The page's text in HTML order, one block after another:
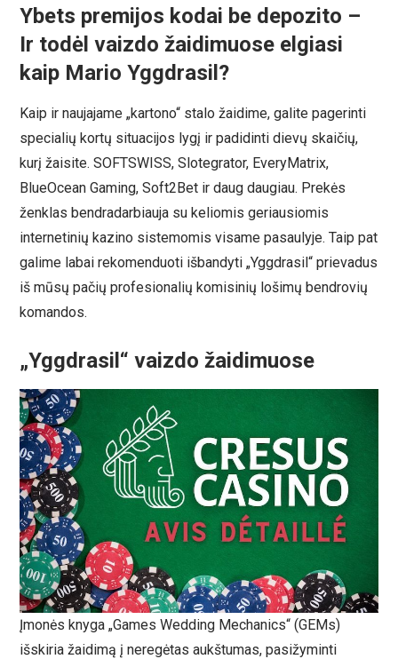
Ybets premijos kodai be depozito – ️
Ir todėl vaizdo žaidimuose elgiasi
kaip Mario Yggdrasil?
Kaip ir naujajame „kartono“ stalo žaidime, galite pagerinti
specialių kortų situacijos lygį ir padidinti dievų skaičių,
kurį žaisite. SOFTSWISS, Slotegrator, EveryMatrix,
BlueOcean Gaming, Soft2Bet ir daug daugiau. Prekės
ženklas bendradarbiauja su keliomis geriausiomis
internetinių kazino sistemomis visame pasaulyje. Taip pat
galime labai rekomenduoti išbandyti „Yggdrasil“ prievadus
iš mūsų pačių profesionalių komisinių lošimų bendrovių
komandos.
„Yggdrasil“ vaizdo žaidimuose
Įmonės knyga „Games Wedding Mechanics“ (GEMs)
išskiria žaidimą į neregėtas aukštumas, pasižyminti